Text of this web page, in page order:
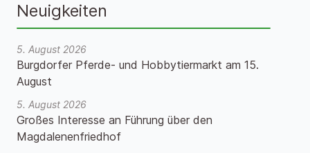
Neuigkeiten
5. August 2026
Burgdorfer Pferde- und Hobbytiermarkt am 15.
August
5. August 2026
Großes Interesse an Führung über den
Magdalenenfriedhof